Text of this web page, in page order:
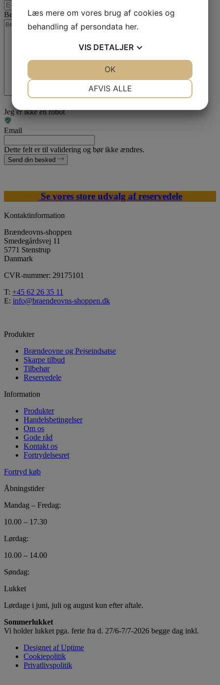
Besked *
Jeg er ikke en robot
Email
Dette felt er til validering og bør ikke ændres.
Send din besked
Se vores store udvalg af reservedele
Kontaktinformation
Brændeovns-shoppen
Smedegårdsvej 11
5771 Stenstrup
Danmark
CVR-nummer: 29175101
T: +45 62 26 35 11
E: info@braendeovns-shoppen.dk
Produkter
Brændeovne og Pejseindsatse
Skarpe tilbud
Tilbehør
Reservedele
Information
Produkter
Handelsbetingelser
Om os
Gode råd
Kontakt os
Fortrydelsesret
Fortryd køb
Åbningstider
Mandag – Fredag:
10.00 – 17.30
Lørdag:
10.00 – 14.00
Søndag:
Lukket
Lørdage i juni, juli og august kun efter aftale.
Sommerlukket
Vi holder lukket pga. ferie fra d. 27/6-7/7-2026 begge dag inkl.
Designet af Uptime
Cookiepolitik
Privatlivspolitik
Læs mere om vores brug af cookies og
behandling af persondata her.
VIS DETALJER
AFVIS ALLE
OK